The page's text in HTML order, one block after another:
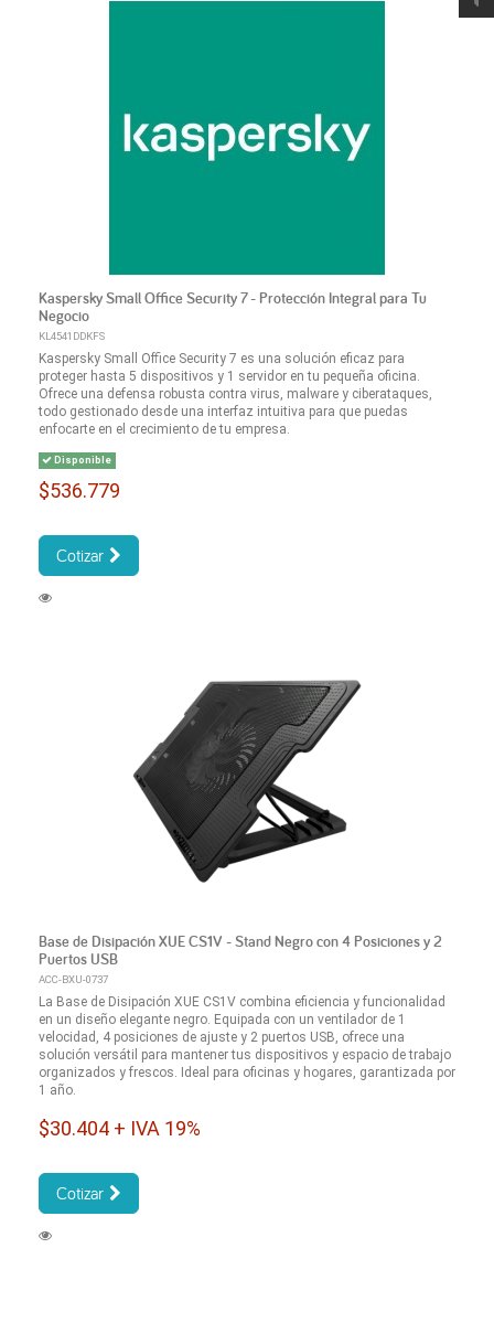
Kaspersky Small Office Security 7 - Protección Integral para Tu
Negocio
KL4541DDKFS
Kaspersky Small Office Security 7 es una solución eficaz para
proteger hasta 5 dispositivos y 1 servidor en tu pequeña oficina.
Ofrece una defensa robusta contra virus, malware y ciberataques,
todo gestionado desde una interfaz intuitiva para que puedas
enfocarte en el crecimiento de tu empresa.
Disponible
$536.779
Cotizar
Base de Disipación XUE CS1V - Stand Negro con 4 Posiciones y 2
Puertos USB
ACC-BXU-0737
La Base de Disipación XUE CS1V combina eficiencia y funcionalidad
en un diseño elegante negro. Equipada con un ventilador de 1
velocidad, 4 posiciones de ajuste y 2 puertos USB, ofrece una
solución versátil para mantener tus dispositivos y espacio de trabajo
organizados y frescos. Ideal para oficinas y hogares, garantizada por
1 año.
$30.404 + IVA 19%
Cotizar